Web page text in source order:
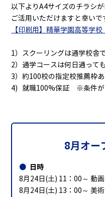
以下よりA4サイズのチラシ
ご活用いただけますと幸いで
【印刷用】精華学園高等学
1）スクーリングは通学校舎
2）通学コースは何日通って
3）約100校の指定校推薦枠あ
4) 就職100%保証 ※条件が
8月オー
日時
8月24日(土) 11：00～ 動
8月24日(土) 13：00～ 美